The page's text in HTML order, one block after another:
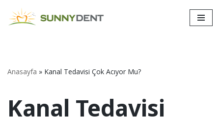
İçeriğe
Anasayfa » Kanal Tedavisi Çok Acıyor Mu?
Kanal Tedavisi